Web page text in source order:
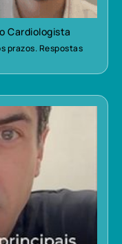
Cardiologista
prazos. Respostas